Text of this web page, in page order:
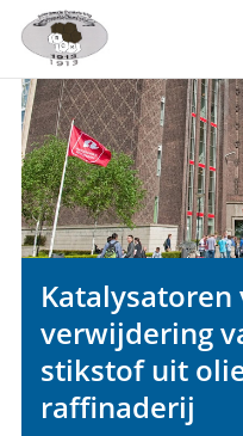
links
Spring
naar
de
inhoud
Spring
naar
menu
Katalysatoren
verwijdering
stikstof uit
raffinaderij